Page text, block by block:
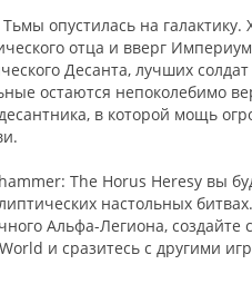
опустилась на
отца и вверг
Десанта, лучших
остаются непоколебимо
в которой мощь
The Horus Heresy вы
настольных
Альфа-Легиона,
и сразитесь с другими